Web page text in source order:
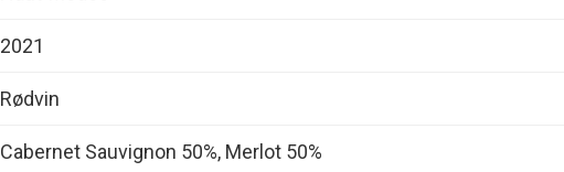
2021
Rødvin
Cabernet Sauvignon 50%, Merlot 50%